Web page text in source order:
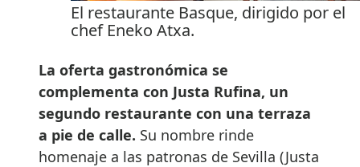
El restaurante Basque, dirigido por el
chef Eneko Atxa.
La oferta gastronómica se
complementa con Justa Rufina, un
segundo restaurante con una terraza
a pie de calle. Su nombre rinde
homenaje a las patronas de Sevilla (Justa